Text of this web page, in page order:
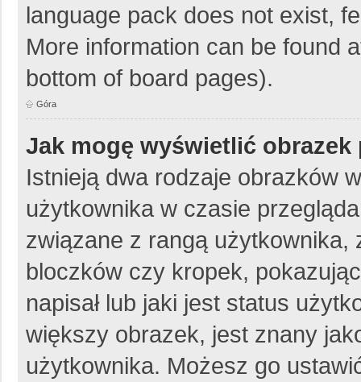
language pack does not exist,
More information can be found
bottom of board pages).
Góra
Jak mogę wyświetlić
Istnieją dwa rodzaje obrazków
użytkownika w czasie
związane z rangą
bloczków czy kropek,
napisał lub jaki jest status
większy obrazek, jest znany
użytkownika. Możesz go